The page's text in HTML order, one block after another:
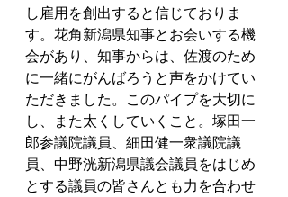
し雇用を創出すると信じておりま
す。花角新潟県知事とお会いする機
会があり、知事からは、佐渡のため
に一緒にがんばろうと声をかけてい
ただきました。このパイプを大切に
し、また太くしていくこと。塚田一
郎参議院議員、細田健一衆議院議
員、中野洸新潟県議会議員をはじめ
とする議員の皆さんとも力を合わせ